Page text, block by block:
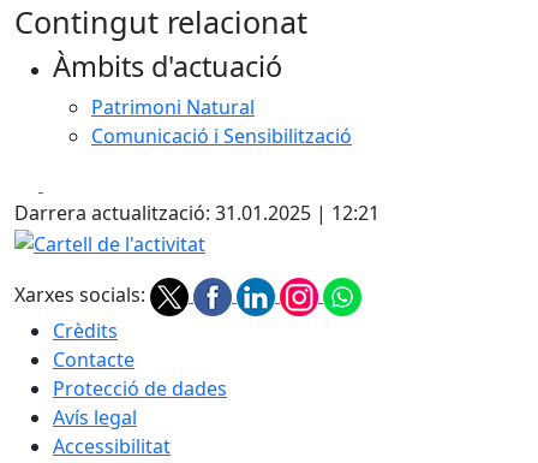
Contingut relacionat
Àmbits d'actuació
Patrimoni Natural
Comunicació i Sensibilització
Darrera actualització: 31.01.2025 | 12:21
Cartell de l'activitat
Xarxes socials:
Crèdits
Contacte
Protecció de dades
Avís legal
Accessibilitat